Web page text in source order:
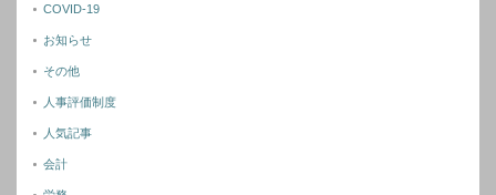
COVID-19
お知らせ
その他
人事評価制度
人気記事
会計